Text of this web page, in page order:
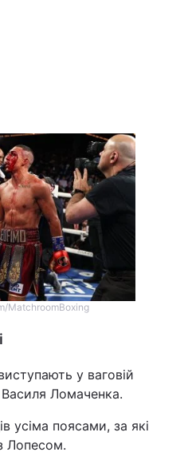
MatchroomBoxing
у ваговій
Василя Ломаченка.
усіма поясами, за які
Лопесом.